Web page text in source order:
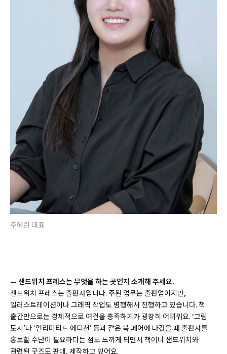
주혜린 대표
— 샌드위치 프레스는 무엇을 하는 곳인지 소개해 주세요.
샌드위치 프레스는 출판사입니다. 주된 업무는 출판업이지만,
일러스트레이션이나 그래픽 작업도 병행해서 진행하고 있습니다. 책
출간만으로는 경제적으로 여건을 충족하기가 굉장히 어려워요. ‘그림
도시’나 ‘언리미티드 에디션’ 등과 같은 북 페어에 나갔을 때 출판사를
홍보할 수단이 필요하다는 점도 느끼게 되면서 책이나 샌드위치와
관련된 굿즈도 판매, 제작하고 있어요.